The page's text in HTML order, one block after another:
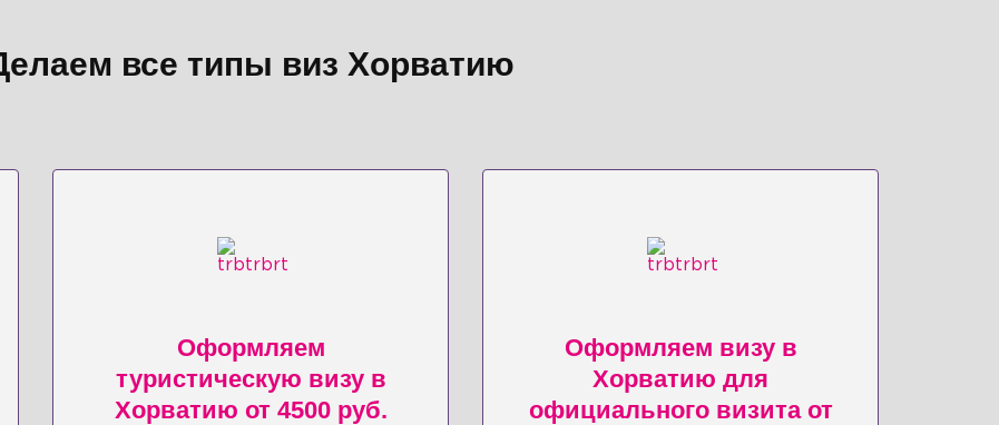
все типы виз Хорватию
Оформляем
туристическую визу в
Хорватию от 4500 руб.
Оформляем визу в
Хорватию для
официального визита от